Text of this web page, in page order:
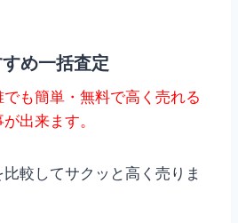
め一括査定
も簡単・無料で高く売れる
出来ます。
較してサクッと高く売りま